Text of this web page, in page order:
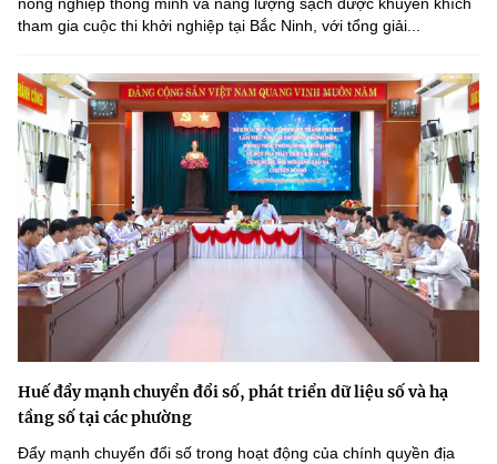
tham gia cuộc thi khởi nghiệp tại Bắc Ninh, với tổng giải...
Huế đẩy mạnh chuyển đổi số, phát triển dữ liệu số và hạ
tầng số tại các phường
Đẩy mạnh chuyển đổi số trong hoạt động của chính quyền địa